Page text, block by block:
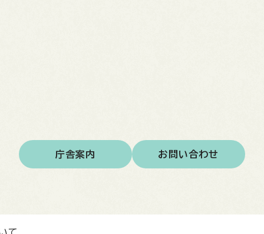
庁舎案内 お問い合わせ